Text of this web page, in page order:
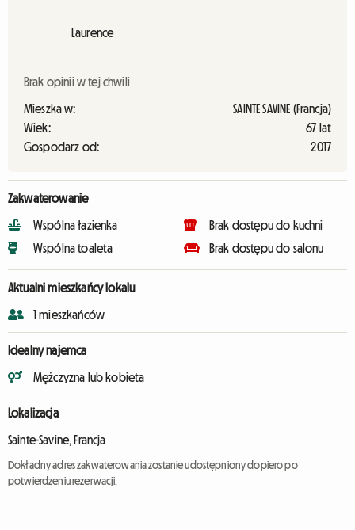
Laurence
Brak opinii w tej chwili
Mieszka w:
SAINTE SAVINE (Francja)
Wiek:
67 lat
Gospodarz od:
2017
Zakwaterowanie
Wspólna łazienka
Wspólna toaleta
Brak dostępu do kuchni
Brak dostępu do salonu
Aktualni mieszkańcy lokalu
1 mieszkańców
Idealny najemca
Mężczyzna lub kobieta
Lokalizacja
Sainte-Savine, Francja
Dokładny adres zakwaterowania zostanie udostępniony dopiero po
potwierdzeniu rezerwacji.